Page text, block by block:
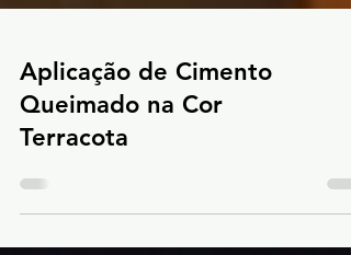
Aplicação de Cimento
Queimado na Cor
Terracota